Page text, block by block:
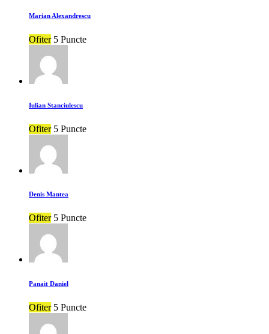
Marian Alexandrescu
Ofiter 5 Puncte
Iulian Stanciulescu
Ofiter 5 Puncte
Denis Mantea
Ofiter 5 Puncte
Panait Daniel
Ofiter 5 Puncte